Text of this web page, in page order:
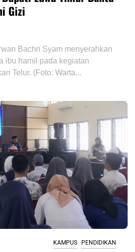
Gizi
Bachri Syam menyerahkan
ibu hamil pada kegiatan
Telur. (Foto: Warta...
KAMPUS PENDIDIKAN